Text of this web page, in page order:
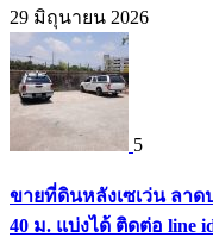
29 มิถุนายน 2026
5
ขายที่ดินหลังเซเว่น ลาด
40 ม. แบ่งได้ ติดต่อ line